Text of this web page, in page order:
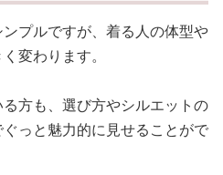
プルですが、着る人の体型や
変わります。
る方も、選び方やシルエットの
っと魅力的に見せることがで